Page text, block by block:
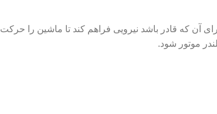
آن که قادر باشد نیرویی فراهم کند تا ماشین را حرکت
موتور شود.